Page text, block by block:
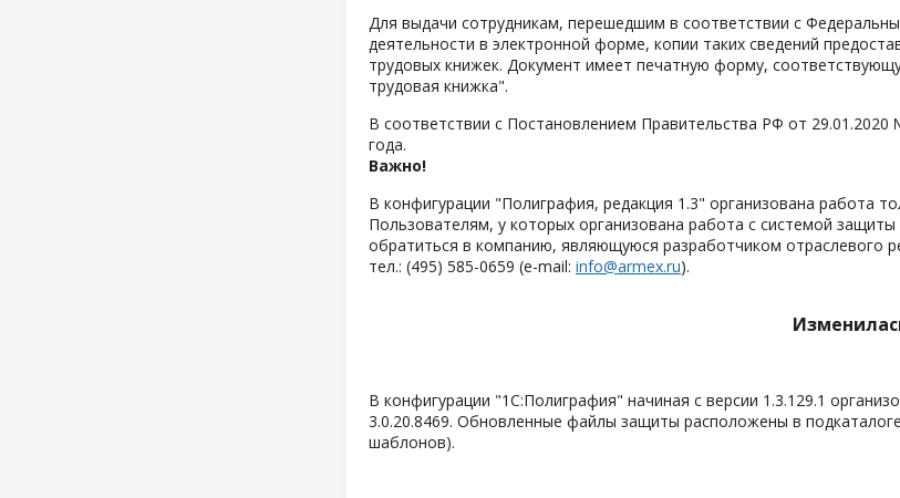
Для выдачи сотрудникам, перешедшим в соответствии с
деятельности в электронной форме, копии таких сведений
трудовых книжек. Документ имеет печатную форму,
трудовая книжка".
В соответствии с Постановлением Правительства РФ от
года.
Важно!
В конфигурации "Полиграфия, редакция 1.3" организована работа
Пользователям, у которых организована работа с системой
обратиться в компанию, являющуюся разработчиком
тел.: (495) 585-0659 (е-mail: info@armex.ru).
В конфигурации "1С:Полиграфия" начиная с версии 1.3.129.1
3.0.20.8469. Обновленные файлы защиты расположены в
шаблонов).